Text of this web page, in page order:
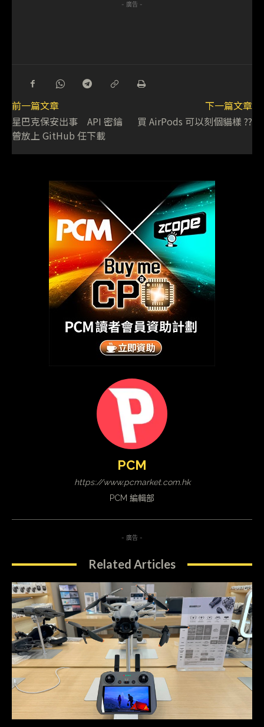
- 廣告 -
前一篇文章
星巴克保安出事 API 密鑰
曾放上 GitHub 任下載
下一篇文章
買 AirPods 可以刻個貓樣 ??
PCM
https://www.pcmarket.com.hk
PCM 編輯部
- 廣告 -
Related Articles